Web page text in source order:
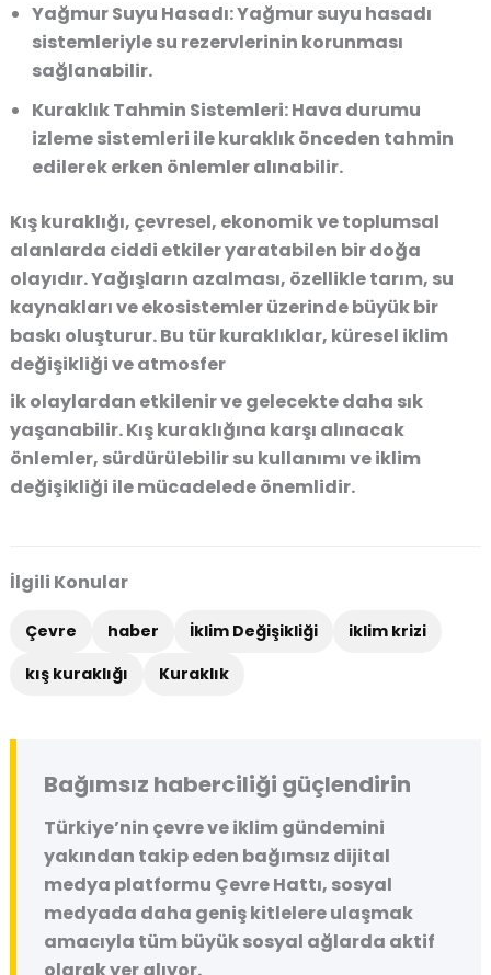
Yağmur Suyu Hasadı:Yağmur suyu hasadı
sistemleriyle su rezervlerinin korunması
sağlanabilir.
Kuraklık Tahmin Sistemleri:Hava durumu
izleme sistemleri ile kuraklık önceden tahmin
edilerek erken önlemler alınabilir.
Kış kuraklığı, çevresel, ekonomik ve toplumsal
alanlarda ciddi etkiler yaratabilen bir doğa
olayıdır. Yağışların azalması, özellikle tarım, su
kaynakları ve ekosistemler üzerinde büyük bir
baskı oluşturur. Bu tür kuraklıklar, küresel iklim
değişikliği ve atmosfer
ik olaylardan etkilenir ve gelecekte daha sık
yaşanabilir. Kış kuraklığına karşı alınacak
önlemler, sürdürülebilir su kullanımı ve iklim
değişikliği ile mücadelede önemlidir.
İlgili Konular
Çevre haber İklim Değişikliği
iklim krizi
kış kuraklığı
Kuraklık
Bağımsız haberciliği güçlendirin
Türkiye’nin çevre ve iklim gündemini
yakından takip eden bağımsız dijital
medya platformu Çevre Hattı, sosyal
medyada daha geniş kitlelere ulaşmak
amacıyla tüm büyük sosyal ağlarda aktif